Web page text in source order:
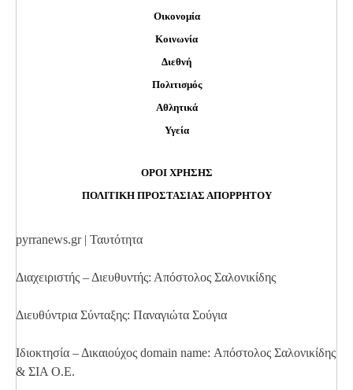
Οικονομία
Κοινωνία
Διεθνή
Πολιτισμός
Αθλητικά
Υγεία
ΟΡΟΙ ΧΡΗΣΗΣ
ΠΟΛΙΤΙΚΗ ΠΡΟΣΤΑΣΙΑΣ ΑΠΟΡΡΗΤΟΥ
pyrranews.gr | Ταυτότητα
Διαχειριστής – Διευθυντής: Απόστολος Σαλονικίδης
Διευθύντρια Σύνταξης: Παναγιώτα Σούγια
Ιδιοκτησία – Δικαιούχος domain name: Απόστολος Σαλονικίδης
& ΣΙΑ Ο.Ε.